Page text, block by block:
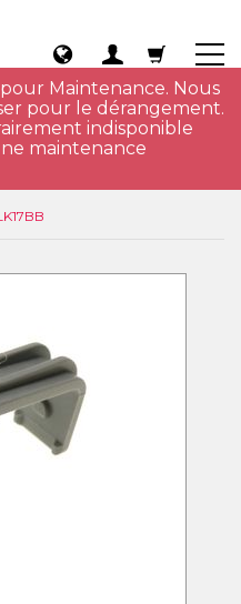
Maintenance. Nous
pour le dérangement.
indisponible
maintenance